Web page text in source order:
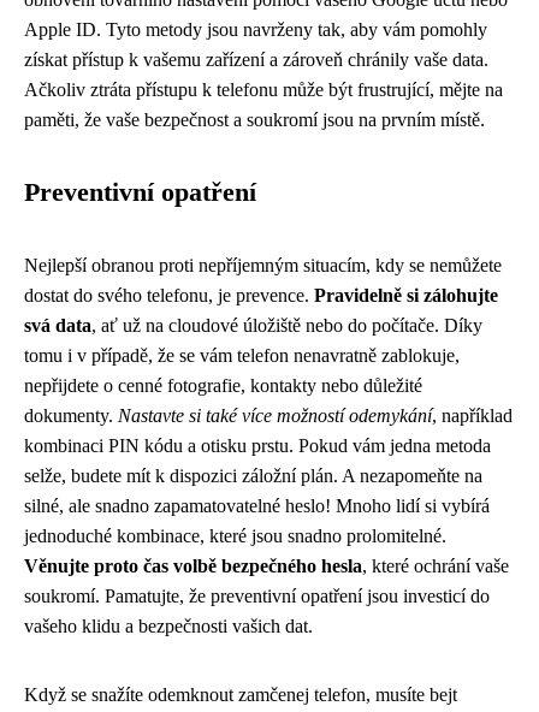
Apple ID. Tyto metody jsou navrženy tak, aby vám pomohly
získat přístup k vašemu zařízení a zároveň chránily vaše data.
Ačkoliv ztráta přístupu k telefonu může být frustrující, mějte na
paměti, že vaše bezpečnost a soukromí jsou na prvním místě.
Preventivní opatření
Nejlepší obranou proti nepříjemným situacím, kdy se nemůžete
dostat do svého telefonu, je prevence. Pravidelně si zálohujte
svá data, ať už na cloudové úložiště nebo do počítače. Díky
tomu i v případě, že se vám telefon nenavratně zablokuje,
nepřijdete o cenné fotografie, kontakty nebo důležité
dokumenty. Nastavte si také více možností odemykání, například
kombinaci PIN kódu a otisku prstu. Pokud vám jedna metoda
selže, budete mít k dispozici záložní plán. A nezapomeňte na
silné, ale snadno zapamatovatelné heslo! Mnoho lidí si vybírá
jednoduché kombinace, které jsou snadno prolomitelné.
Věnujte proto čas volbě bezpečného hesla, které ochrání vaše
soukromí. Pamatujte, že preventivní opatření jsou investicí do
vašeho klidu a bezpečnosti vašich dat.
Když se snažíte odemknout zamčenej telefon, musíte bejt